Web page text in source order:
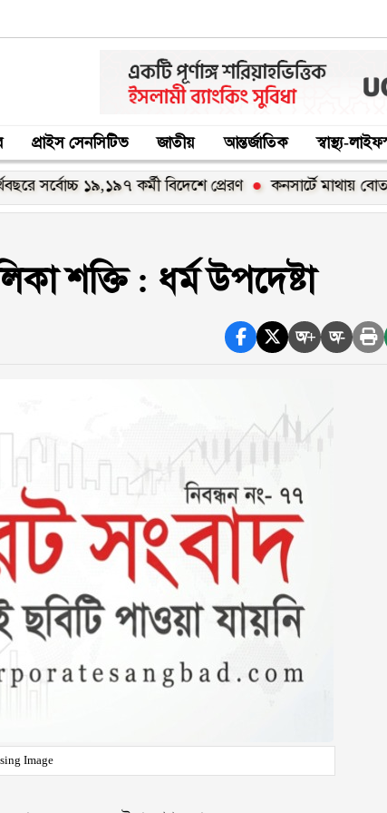
প্রাইস সেনসিটিভ জাতীয় আন্তর্জাতিক স্বাস্থ্য-
১৯,১৯৭ কর্মী বিদেশে প্রেরণ কনসার্টে মাথায় বোতল
শক্তি : ধর্ম উপদেষ্টা
অ+ অ-
Image